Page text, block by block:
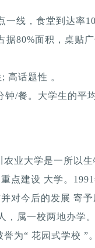
线，食堂到达率
80%面积，桌贴广
高话题性 。
/餐。大学生的平
业大学是一所以
点建设 大学。
对今后的发展 寄
，属一校两地办学
为“ 花园式学校 ”